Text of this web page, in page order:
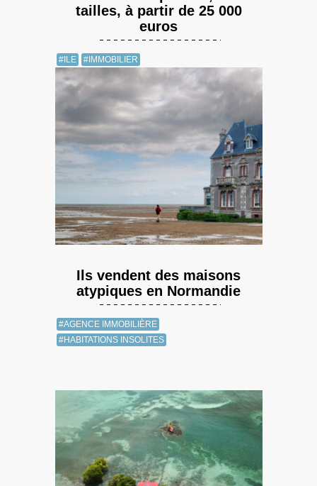
tailles, à partir de 25 000
euros
#ILE #IMMOBILIER
Ils vendent des maisons
atypiques en Normandie
#AGENCE IMMOBILIÈRE
#HABITATIONS INSOLITES